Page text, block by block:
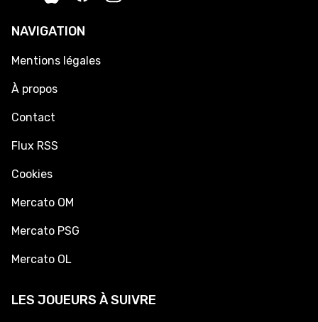
NAVIGATION
Mentions légales
À propos
Contact
Flux RSS
Cookies
Mercato OM
Mercato PSG
Mercato OL
LES JOUEURS À SUIVRE